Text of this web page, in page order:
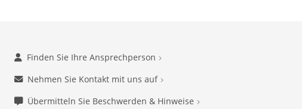
Finden Sie Ihre Ansprechperson
Nehmen Sie Kontakt mit uns auf
Übermitteln Sie Beschwerden & Hinweise